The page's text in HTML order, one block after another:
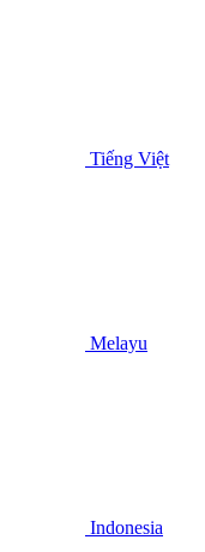
Tiếng Việt
Melayu
Indonesia